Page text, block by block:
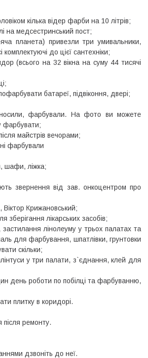
кілька відер фарби на 10 літрів;
на медсестринський пост;
планета) привезли три умивальники,
до цієї сантехніки;
(всього на 32 вікна на суму 44 тисячі
батареї, підвіконня, двері;
фарбували. На фото ви можете
фарбувати;
майстрів вечорами;
фарбували
шафи, ліжка;
звернення від зав. онкоцентром про
Крижановський;
лікарських засобів;
лінолеуму у трьох палатах та
для фарбування, шпатлівки, грунтовки
скільки;
у три палати, з`єднання, клей для
день роботи по побілці та фарбуванню,
плитку в коридорі.
ремонту.
дзвоніть до неї.